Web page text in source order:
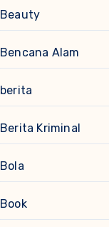
Beauty
Bencana Alam
berita
Berita Kriminal
Bola
Book